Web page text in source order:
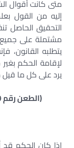
متى كانت أقوال
إليه من القول
التحقيق الحاصل
مشتملة على جميع
يتطلبه القانون،
لإقامة الحكم
يرد على كل ما
(الطعن رقم 99 لسنة 17ق – جلسة 13/1/1949)
إذا كان الحكم